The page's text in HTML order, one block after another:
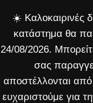
☀️ Καλοκαιρινές
κατάστημα θα
24/08/2026.
σας
αποστέλλονται
ευχαριστούμε για
στο
περιεχόμενο
mix
3kg
ποσότητα